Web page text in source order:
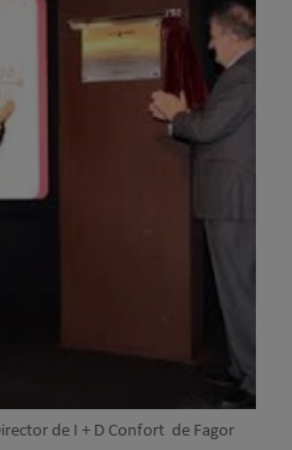
de I + D Confort de Fagor